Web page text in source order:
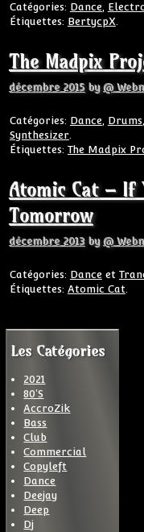
Catégories: Dance,
Étiquettes: BertycpX.
The Madpix
décembre 2015 by@
Catégories: Dance, Drums,
Synthesizer.
Étiquettes: The Madpix
Atomic Cat – If
Tomorrow
décembre 2013 by@
Catégories: Dance et
Étiquettes: Atomic Cat
Les Catégories
2021
80'S
AccroZik
Bass
Club
Commercial
Copyleft
Dance
Deejay
Deep
Dj